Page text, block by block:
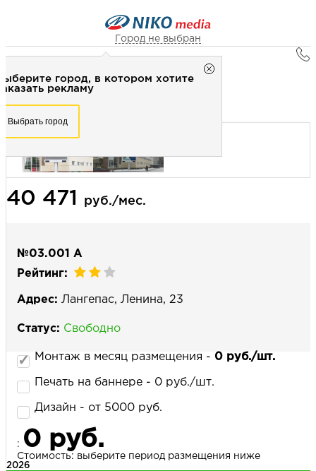
Город не выбран
город, в котором хотите
рекламу
Выбрать город
Город не выбран
Рекламное агентство НИКО-медиа
+7 (3462) 550-877
Выберите свой город
НАПИСАТЬ НАМ
Наружная реклама
Digital cитиборд 3х4 (сторона А) - Видеоэкран
40 471 руб./мес.
№03.001 А
Рейтинг:
Адрес: Лангепас, Ленина, 23
Статус: Свободно
Монтаж в месяц размещения - 0 руб./шт.
Печать на баннере - 0 руб./шт.
Дизайн - от 5000 руб.
: 0 руб.
Стоимость: выберите период размещения ниже
2026